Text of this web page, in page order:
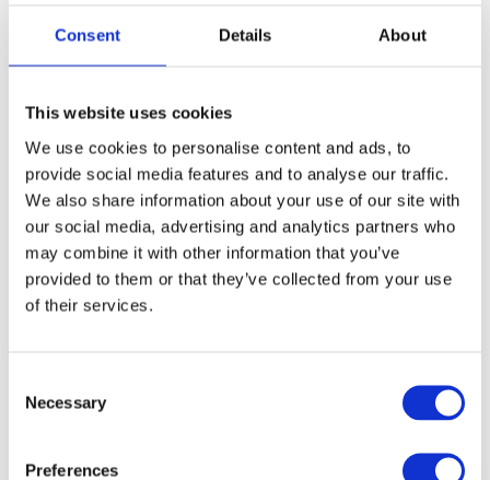
Consent Details About
This website uses cookies
We use cookies to personalise content and ads, to
provide social media features and to analyse our traffic.
We also share information about your use of our site with
our social media, advertising and analytics partners who
may combine it with other information that you’ve
provided to them or that they’ve collected from your use
of their services.
Selection
Necessary
Preferences
350m2 FYSIEKE WINKEL
24/7 ONLINE WINKELEN
Productomschrijving
Specificaties